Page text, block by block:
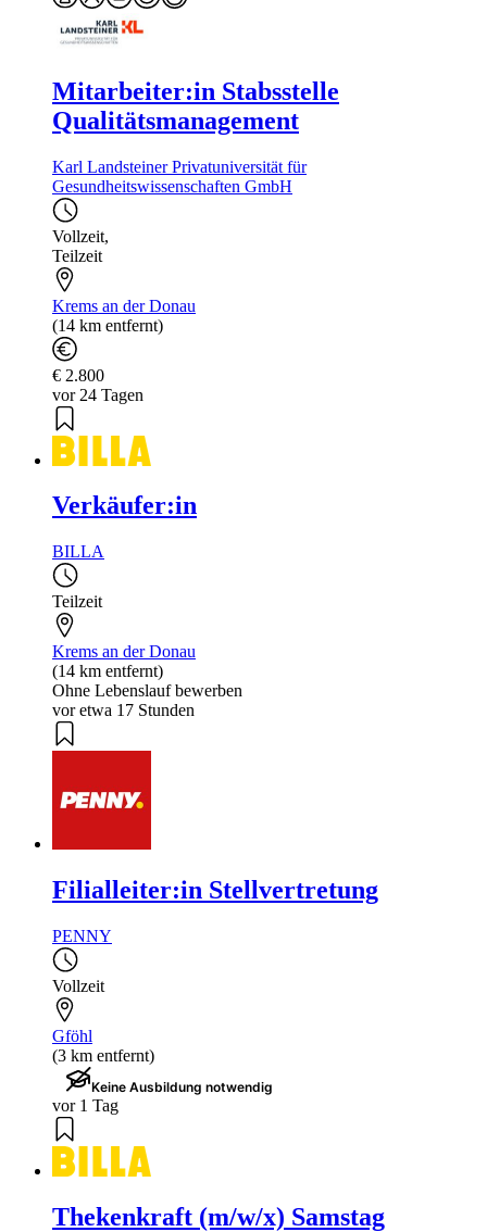
Mitarbeiter:in Stabsstelle
Qualitätsmanagement
Karl Landsteiner Privatuniversität für
Gesundheitswissenschaften GmbH
Vollzeit,
Teilzeit
Krems an der Donau
(14 km entfernt)
€ 2.800
vor 24 Tagen
Verkäufer:in
BILLA
Teilzeit
Krems an der Donau
(14 km entfernt)
Ohne Lebenslauf bewerben
vor etwa 17 Stunden
Filialleiter:in Stellvertretung
PENNY
Vollzeit
Gföhl
(3 km entfernt)
Keine Ausbildung notwendig
vor 1 Tag
Thekenkraft (m/w/x) Samstag